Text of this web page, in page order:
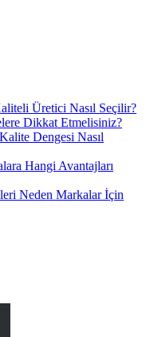
Üretici Nasıl Seçilir?
Dikkat Etmelisiniz?
Dengesi Nasıl
Hangi Avantajları
Neden Markalar İçin